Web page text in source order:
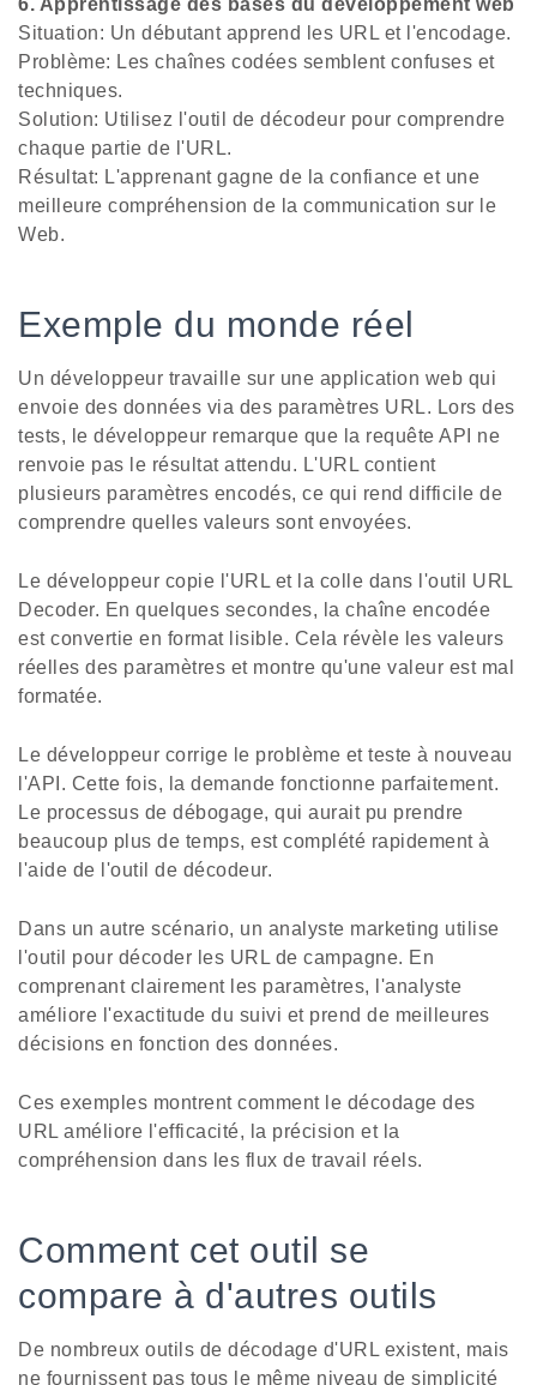
6. Apprentissage des bases du développement web
Situation: Un débutant apprend les URL et l'encodage.
Problème: Les chaînes codées semblent confuses et
techniques.
Solution: Utilisez l'outil de décodeur pour comprendre
chaque partie de l'URL.
Résultat: L'apprenant gagne de la confiance et une
meilleure compréhension de la communication sur le
Web.
Exemple du monde réel
Un développeur travaille sur une application web qui
envoie des données via des paramètres URL. Lors des
tests, le développeur remarque que la requête API ne
renvoie pas le résultat attendu. L'URL contient
plusieurs paramètres encodés, ce qui rend difficile de
comprendre quelles valeurs sont envoyées.
Le développeur copie l'URL et la colle dans l'outil URL
Decoder. En quelques secondes, la chaîne encodée
est convertie en format lisible. Cela révèle les valeurs
réelles des paramètres et montre qu'une valeur est mal
formatée.
Le développeur corrige le problème et teste à nouveau
l'API. Cette fois, la demande fonctionne parfaitement.
Le processus de débogage, qui aurait pu prendre
beaucoup plus de temps, est complété rapidement à
l'aide de l'outil de décodeur.
Dans un autre scénario, un analyste marketing utilise
l'outil pour décoder les URL de campagne. En
comprenant clairement les paramètres, l'analyste
améliore l'exactitude du suivi et prend de meilleures
décisions en fonction des données.
Ces exemples montrent comment le décodage des
URL améliore l'efficacité, la précision et la
compréhension dans les flux de travail réels.
Comment cet outil se
compare à d'autres outils
De nombreux outils de décodage d'URL existent, mais
ne fournissent pas tous le même niveau de simplicité